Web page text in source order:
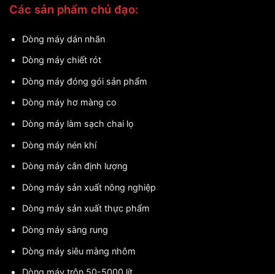
Các sản phẩm chủ đạo:
Dòng máy dán nhãn
Dòng máy chiết rót
Dòng máy đóng gói sản phẩm
Dòng máy hơ màng co
Dòng máy làm sạch chai lọ
Dòng máy nén khí
Dòng máy cân định lượng
Dòng máy sản xuất nông nghiệp
Dòng máy sản xuất thực phẩm
Dòng máy sàng rung
Dòng máy siêu màng nhôm